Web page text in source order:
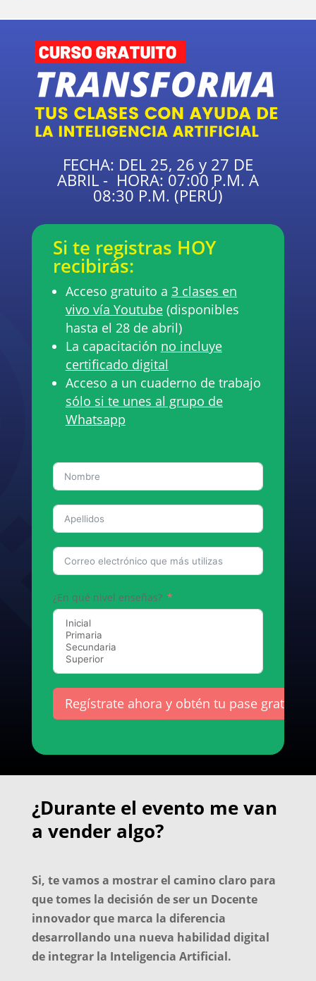
FECHA: DEL 25, 26 y 27 DE
ABRIL - HORA: 07:00 P.M. A
08:30 P.M. (PERÚ)
Si te registras HOY
recibirás:
Acceso gratuito a 3 clases en
vivo vía Youtube(disponibles
hasta el 28 de abril)
La capacitación no incluye
certificado digital
Acceso a un cuaderno de trabajo
sólo si te unes al grupo de
Whatsapp
¿En qué nivel enseñas?
Regístrate ahora y obtén tu pase gratis
¿Durante el evento me van
a vender algo?
Si, te vamos a mostrar el camino claro para
que tomes la decisión de ser un Docente
innovador que marca la diferencia
desarrollando una nueva habilidad digital
de integrar la Inteligencia Artificial.